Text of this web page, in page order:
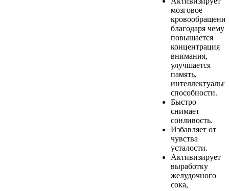
мозговое
благодаря чему
повышается
концентрация
внимания,
улучшается
память,
способности.
Быстро
снимает
сонливость.
Избавляет от
чувства
усталости.
Активизирует
выработку
желудочного
сока,